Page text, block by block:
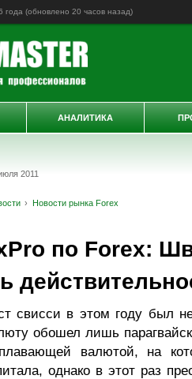
года (обновлено 20 часов назад)
2011
Новости рынка Forex
по Forex:
свисси в этом году был
обошел лишь
валютой, на
однако в этот раз
АНАЛИТИКА